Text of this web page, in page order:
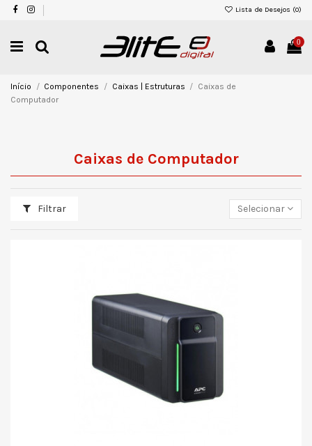
Lista de Desejos (0)
0
Início Componentes Caixas | Estruturas
Caixas de
Computador
Caixas de Computador
Filtrar Selecionar